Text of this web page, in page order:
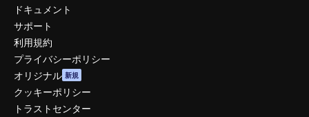
ドキュメント
サポート
利用規約
プライバシーポリシー
オリジナル 新規
クッキーポリシー
トラストセンター